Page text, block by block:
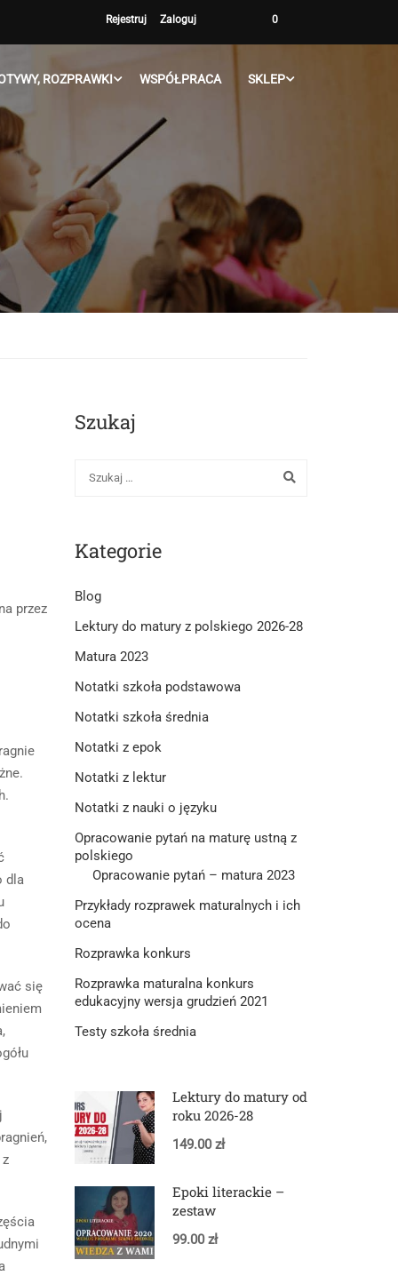
Rejestruj Zaloguj 0
ROZPRAWKI WSPÓŁPRACA SKLEP
przez
dla
się
Szukaj
Kategorie
Blog
Lektury do matury z polskiego 2026-28
Matura 2023
Notatki szkoła podstawowa
Notatki szkoła średnia
Notatki z epok
Notatki z lektur
Notatki z nauki o języku
Opracowanie pytań na maturę ustną z
polskiego
Opracowanie pytań – matura 2023
Przykłady rozprawek maturalnych i ich
ocena
Rozprawka konkurs
Rozprawka maturalna konkurs
edukacyjny wersja grudzień 2021
Testy szkoła średnia
Lektury do matury od
roku 2026-28
149.00 zł
Epoki literackie –
zestaw
99.00 zł